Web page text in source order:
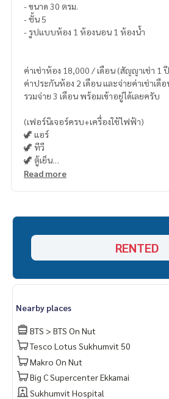
- ขนาด 30 ตรม.
- ชั้น 5
- รูปแบบห้อง 1 ห้องนอน 1 ห้องน้ำ
ค่าเช่าห้อง 18,000 / เดือน (สัญญาเช่า 1
ค่าประกันห้อง 2 เดือน และจ่ายค่าเช่าเดื
รวมจ่าย 3 เดือน พร้อมเข้าอยู่ได้เลยครับ
(เฟอร์นิเจอร์ครบ+เครื่องใช้ไฟฟ้า)
🦖 แอร์
🦖 ทีวี
🦖 ตู้เย็น
🦖 ไมโครเวฟ
Read more
RENTED
Nearby places
BTS > BTS On Nut
Tesco Lotus Sukhumvit 50
Makro On Nut
Big C Supercenter Ekkamai
Sukhumvit Hospital